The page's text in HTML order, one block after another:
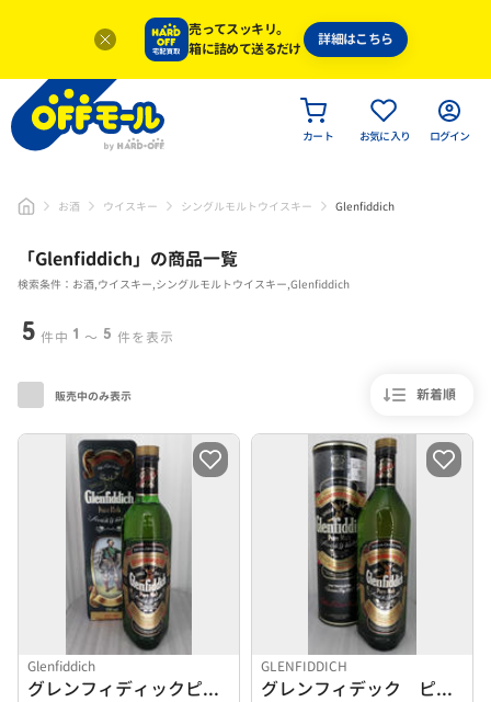
売ってスッキリ。
箱に詰めて送るだけ
詳細はこちら
カート お気に入り ログイン
お酒 ウイスキー シングルモルトウイスキー Glenfiddich
「Glenfiddich」 の商品一覧
検索条件：お酒,ウイスキー,シングルモルトウイスキー,Glenfiddich
5 件中 1 〜 5 件を表示
新着順
販売中のみ表示
Glenfiddich
グレンフィディックピュアモルト 缶箱
GLENFIDDICH
グレンフィデック ピュアモルト